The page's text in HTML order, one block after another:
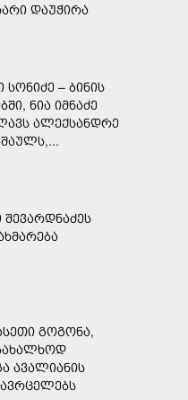
ᲓᲐᲣᲭᲘᲠᲐ
– ᲑᲘᲜᲘᲡ
ᲜᲘᲐ ᲘᲛᲜᲐᲫᲔ
ᲐᲚᲔᲥᲡᲐᲜᲓᲠᲔ
ᲒᲝᲒᲝᲜᲐ,
ᲐᲕᲐᲚᲘᲐᲜᲘᲡ